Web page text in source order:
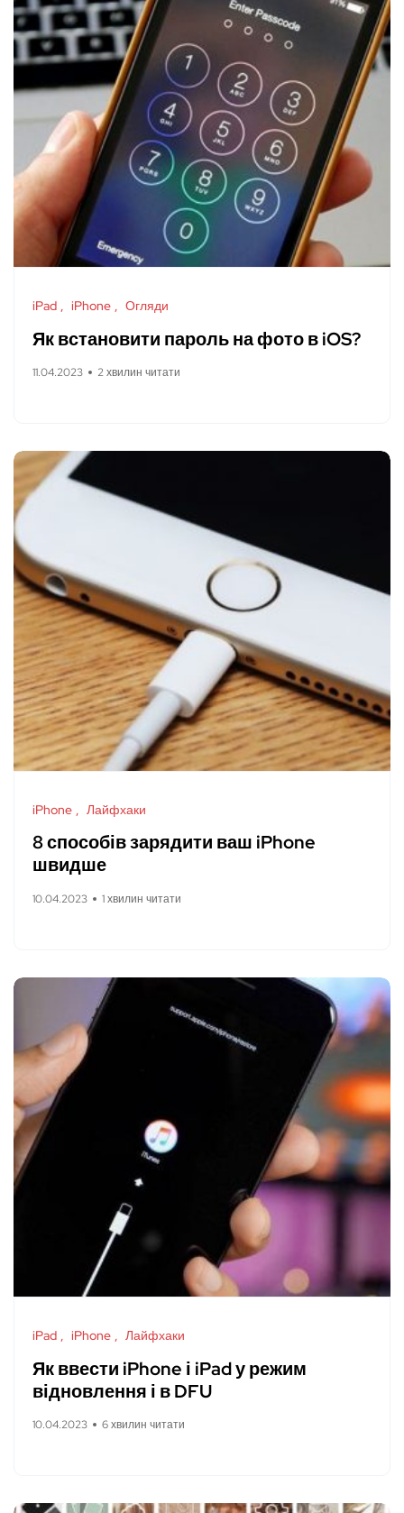
iPad iPhone Огляди
Як встановити пароль на фото в iOS?
11.04.2023 2 хвилин читати
iPhone Лайфхаки
8 способів зарядити ваш iPhone
швидше
10.04.2023 1 хвилин читати
iPad iPhone Лайфхаки
Як ввести iPhone і iPad у режим
відновлення і в DFU
10.04.2023 6 хвилин читати